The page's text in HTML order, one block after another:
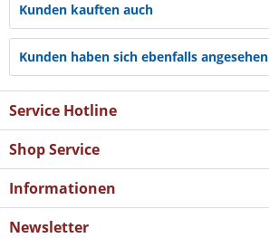
Kunden kauften auch
Kunden haben sich ebenfalls angesehen
Service Hotline
Shop Service
Informationen
Newsletter